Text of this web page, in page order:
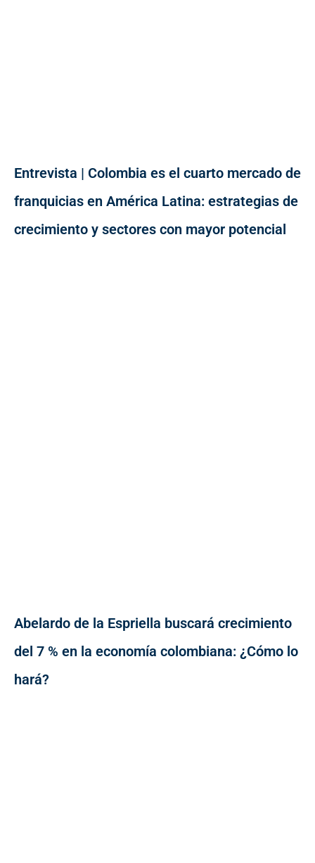
Entrevista | Colombia es el cuarto mercado de
franquicias en América Latina: estrategias de
crecimiento y sectores con mayor potencial
Abelardo de la Espriella buscará crecimiento
del 7 % en la economía colombiana: ¿Cómo lo
hará?